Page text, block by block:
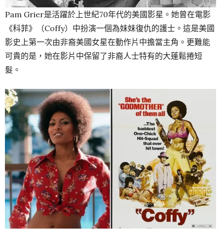
Pam Grier是活躍於上世紀70年代的美國影星。她曾在電影
《科菲》（Coffy）中扮演一個為妹妹復仇的護士。這是美國
影史上第一次由非裔美國女星在動作片中擔當主角。更難能
可貴的是，她在影片中保留了非裔人士特有的大蓬鬆捲短
髮。